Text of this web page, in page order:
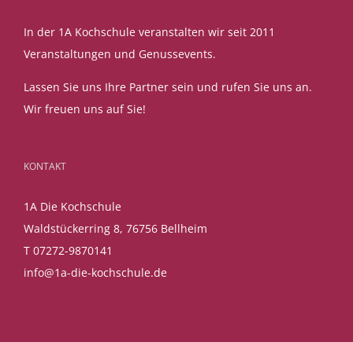
In der 1A Kochschule veranstalten wir seit 2011
Veranstaltungen und Genussevents.
Lassen Sie uns Ihre Partner sein und rufen Sie uns an.
Wir freuen uns auf Sie!
KONTAKT
1A Die Kochschule
Waldstückerring 8, 76756 Bellheim
T 07272-9870141
info@1a-die-kochschule.de